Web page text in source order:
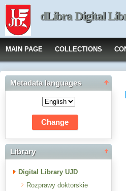
dLibra Digital
MAIN PAGE COLLECTIONS
Metadata languages
Library
Digital Library UJD
Rozprawy doktorskie